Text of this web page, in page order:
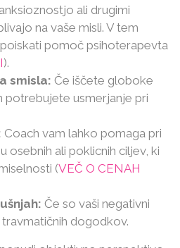
ali drugimi
na vaše misli. V tem
pomoč psihoterapevta
).
smisla: Če iščete globoke
potrebujete usmerjanje pri
Coach vam lahko pomaga pri
osebnih ali poklicnih ciljev, ki
(VEČ O CENAH
Če so vaši negativni
dogodkov.